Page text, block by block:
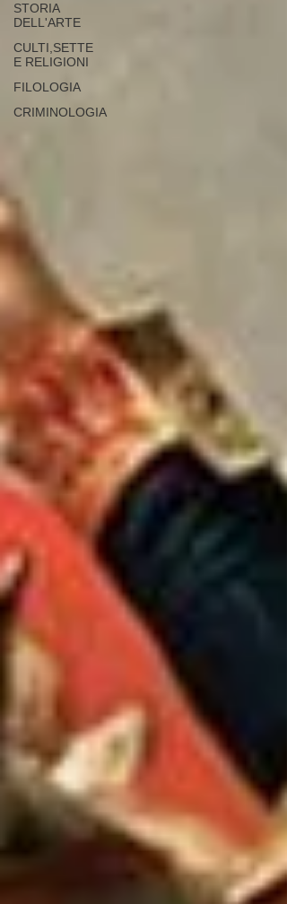
STORIA
DELL'ARTE
CULTI,SETTE
E RELIGIONI
FILOLOGIA
CRIMINOLOGIA